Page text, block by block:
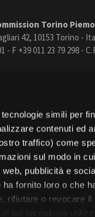
simili per
contenuti ed
traffico) come
sul modo in
pubblicità e
fornito loro o che
rifiutare o revocare il
tali tecnologie
Torino
42, 10153 Torino -
- F +39 011 23 79 298 -
Piemonte